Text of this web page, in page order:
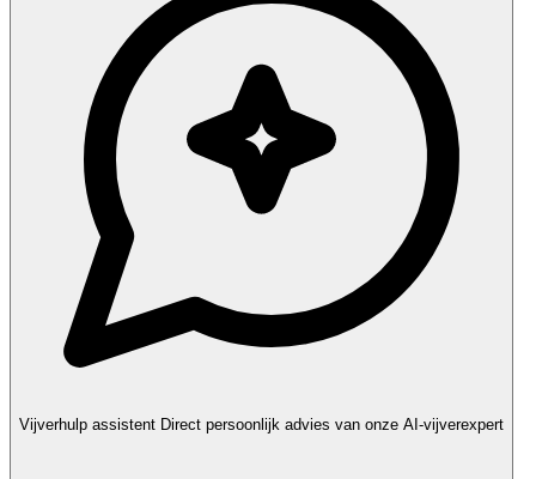
Vijverhulp assistent Direct persoonlijk advies van onze AI-vijverexpert